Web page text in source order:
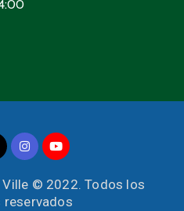
Ville © 2022. Todos los
reservados